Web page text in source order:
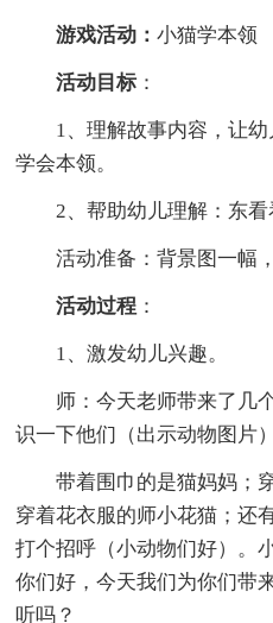
游戏活动：小猫学本领
活动目标 ：
1、理解故事内容，让幼
学会本领。
2、帮助幼儿理解：东看
活动准备：背景图一幅，
活动过程 ：
1、激发幼儿兴趣。
师：今天老师带来了几个
识一下他们（出示动物图片
带着围巾的是猫妈妈；穿
穿着花衣服的师小花猫；还
打个招呼（小动物们好）。
你们好，今天我们为你们带
听吗？